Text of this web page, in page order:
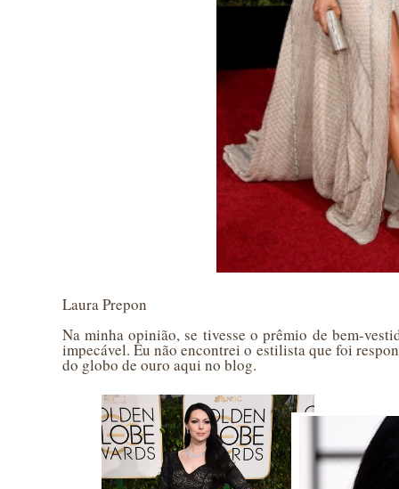
Laura Prepon
Na minha opinião, se tivesse o prêmio de bem-
impecável. Eu não encontrei o estilista que foi
do globo de ouro aqui no blog.